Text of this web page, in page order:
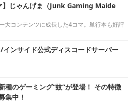
】じゃんげま（Junk Gaming Maide
大コンテンツに成長した4コマ。単行本も好評
ンサイド公式ディスコードサーバー
種のゲーミング“蚊”が登場！ その特徴
集中！